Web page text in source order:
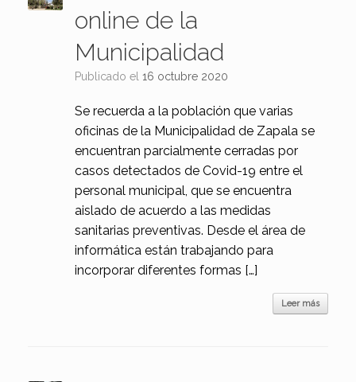
online de la
Municipalidad
Publicado el 16 octubre 2020
Se recuerda a la población que varias
oficinas de la Municipalidad de Zapala se
encuentran parcialmente cerradas por
casos detectados de Covid-19 entre el
personal municipal, que se encuentra
aislado de acuerdo a las medidas
sanitarias preventivas. Desde el área de
informática están trabajando para
incorporar diferentes formas […]
Leer más